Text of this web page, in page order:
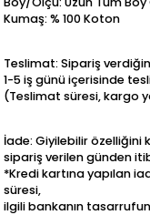
Kumaş: % 100 Koton
Teslimat: Sipariş
1-5 iş günü içerisinde
(Teslimat süresi, kargo
İade: Giyilebilir özelliğini
sipariş verilen günden
*Kredi kartına yapılan
süresi,
ilgili bankanın